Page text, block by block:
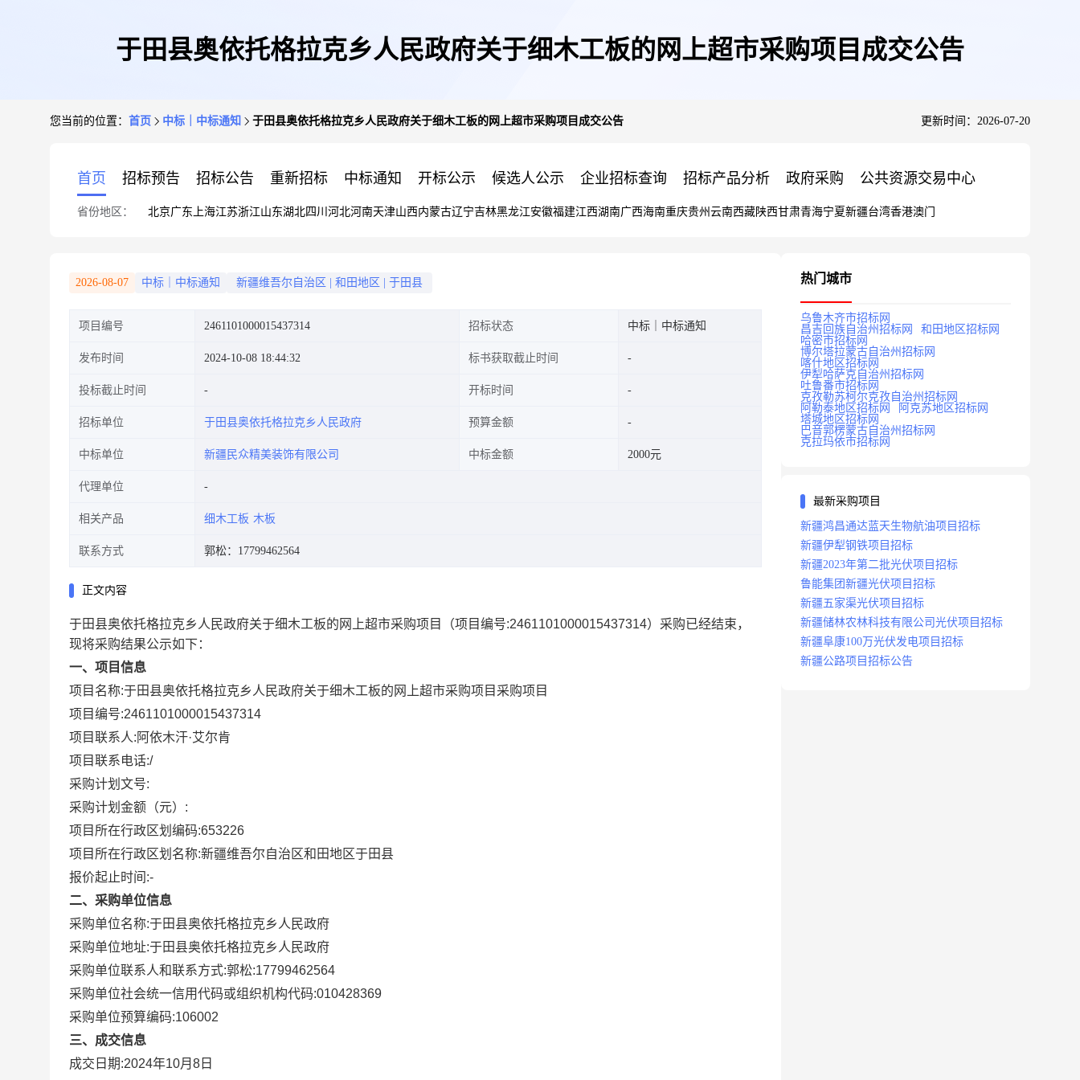
于田县奥依托格拉克乡人民政府关于细木工板的网上超市采购项目成交公告
您当前的位置： 首页 中标｜中标通知 于田县奥依托格拉克乡人民政府关于细木工板的网上超市采购项目成交公告 更新时间：2026-07-20
首页 招标预告 招标公告 重新招标 中标通知 开标公示 候选人公示 企业招标查询 招标产品分析 政府采购 公共资源交易中心
省份地区： 北京广东 上海江苏浙江山东湖北四川 河北河南天津山西内蒙古辽宁吉林黑龙江安徽福建江西湖南广西海南重庆贵州 云南西藏陕西甘肃青海宁夏新疆台湾香港澳门
2026-08-07 中标｜中标通知 新疆维吾尔自治区 和田地区 于田县
项目编号 2461101000015437314 招标状态 中标｜中标通知
发布时间 2024-10-08 18:44:32 标书获取截止时间
投标截止时间 开标时间
招标单位 于田县奥依托格拉克乡人民政府 预算金额
中标单位 新疆民众精美装饰有限公司 中标金额 2000元
代理单位
相关产品 细木工板 木板
联系方式 郭松：17799462564
正文内容
于田县奥依托格拉克乡人民政府关于细木工板的网上超市采购项目 （项目编号:2461101000015437314）采购已经结束，
现将采购结果公示如下：
一、项目信息
项目名称:于田县奥依托格拉克乡人民政府关于细木工板的网上超市采购项目 采购项目
项目编号:2461101000015437314
项目联系人: 阿依木汗·艾尔肯
项目联系电话:/
采购计划文号:
采购计划金额（元）:
项目所在行政区划编码:653226
项目所在行政区划名称:新疆维吾尔自治区和田地区于田县
报价起止时间:-
二、采购单位信息
采购单位名称:于田县奥依托格拉克乡人民政府
采购单位地址:于田县奥依托格拉克乡人民政府
采购单位联系人和联系方式:郭松:17799462564
采购单位社会统一信用代码或组织机构代码:010428369
采购单位预算编码:106002
三、成交信息
成交日期:2024年10月8日
热门城市
乌鲁木齐市招标网
昌吉回族自治州招标网
和田地区招标网
哈密市招标网
博尔塔拉蒙古自治州招标网
喀什地区招标网
伊犁哈萨克自治州招标网
吐鲁番市招标网
克孜勒苏柯尔克孜自治州招标网
阿勒泰地区招标网
阿克苏地区招标网
塔城地区招标网
巴音郭楞蒙古自治州招标网
克拉玛依市招标网
最新采购项目
新疆鸿昌通达蓝天生物航油项目招标
新疆伊犁钢铁项目招标
新疆2023年第二批光伏项目招标
鲁能集团新疆光伏项目招标
新疆五家渠光伏项目招标
新疆储林农林科技有限公司光伏项目招标
新疆阜康100万光伏发电项目招标
新疆公路项目招标公告